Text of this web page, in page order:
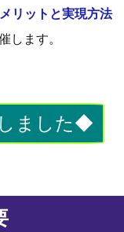
リットと実現方法
します。
ました◆